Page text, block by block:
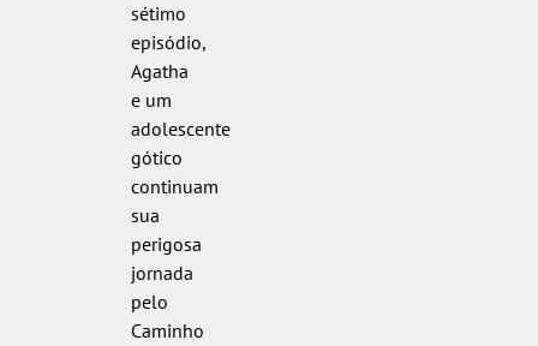
sétimo
episódio,
Agatha
e um
adolescente
gótico
continuam
sua
perigosa
jornada
pelo
Caminho